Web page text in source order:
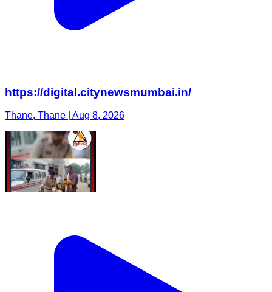
https://digital.citynewsmumbai.in/
Thane, Thane | Aug 8, 2026